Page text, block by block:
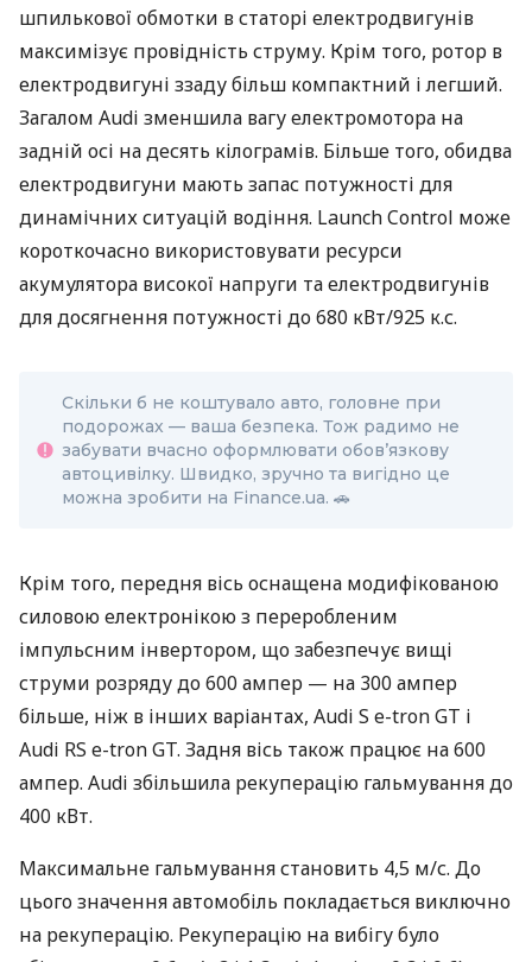
шпилькової обмотки в статорі електродвигунів
максимізує провідність струму. Крім того, ротор в
електродвигуні ззаду більш компактний і легший.
Загалом Audi зменшила вагу електромотора на
задній осі на десять кілограмів. Більше того, обидва
електродвигуни мають запас потужності для
динамічних ситуацій водіння. Launch Control може
короткочасно використовувати ресурси
акумулятора високої напруги та електродвигунів
для досягнення потужності до 680 кВт/925 к.с.
Скільки б не коштувало авто, головне при
подорожах — ваша безпека. Тож радимо не
забувати вчасно оформлювати обов’язкову
автоцивілку. Швидко, зручно та вигідно це
можна зробити на Finance.ua. 🚗
Крім того, передня вісь оснащена модифікованою
силовою електронікою з переробленим
імпульсним інвертором, що забезпечує вищі
струми розряду до 600 ампер — на 300 ампер
більше, ніж в інших варіантах, Audi S e-tron GT і
Audi RS e-tron GT. Задня вісь також працює на 600
ампер. Audi збільшила рекуперацію гальмування до
400 кВт.
Максимальне гальмування становить 4,5 м/с. До
цього значення автомобіль покладається виключно
на рекуперацію. Рекуперацію на вибігу було